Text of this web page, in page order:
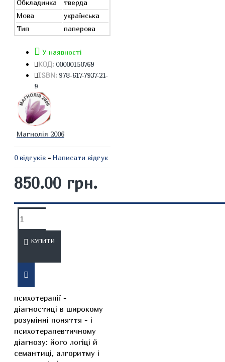
Обкладинка
тверда
Мова
українська
Тип
паперова
У наявності
КОД: 00000150769
ISBN: 978-617-7937-21-
9
Магнолія 2006
0 відгуків - Написати відгук
850.00 грн.
КУПИТИ
ОПИС
Навчальний посібник
присвячено діагностиці в
психотерапії -
діагностиці в широкому
розумінні поняття - і
психотерапевтичному
діагнозу: його логіці й
семантиці, алгоритму і